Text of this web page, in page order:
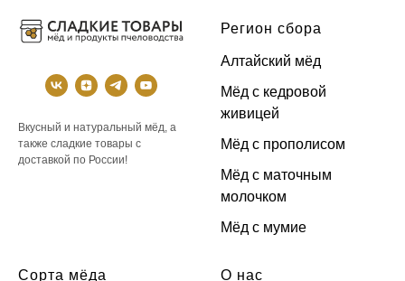
Вкусный и натуральный мёд, а
также сладкие товары с
доставкой по России!
Регион сбора
Алтайский мёд
Мёд с кедровой
живицей
Мёд с прополисом
Мёд с маточным
молочком
Мёд с мумие
Сорта мёда О нас